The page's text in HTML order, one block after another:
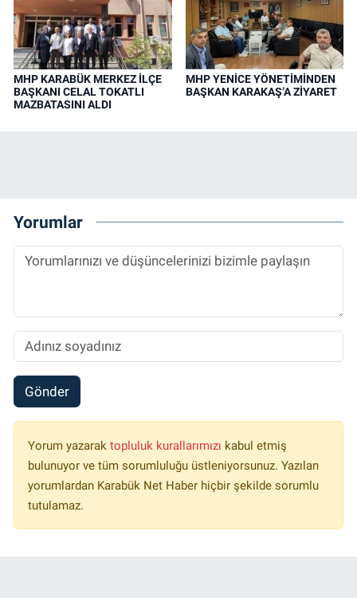
MHP KARABÜK MERKEZ İLÇE
BAŞKANI CELAL TOKATLI
MAZBATASINI ALDI
MHP YENİCE YÖNETİMİNDEN
BAŞKAN KARAKAŞ’A ZİYARET
Yorumlar
Gönder
Yorum yazarak topluluk kurallarımızı kabul etmiş
bulunuyor ve tüm sorumluluğu üstleniyorsunuz. Yazılan
yorumlardan Karabük Net Haber hiçbir şekilde sorumlu
tutulamaz.